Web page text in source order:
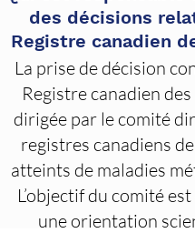
des décisions
Registre canadien
La prise de décision
Registre canadien
dirigée par le comité
registres canadiens
atteints de maladies
L’objectif du comité
une orientation